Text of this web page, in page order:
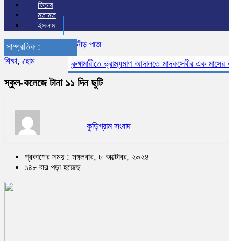
ফিচার
মতামত
ইসলাম
সাম্প্রতিক :
ভূরুঙ্গামারীতে ভ্রাম্যমাণ আদালতে মাদকসেবীর এক মাসের
নীড় পাতা
শিক্ষা, হোম
স্কুল-কলেজে টানা ১১ দিন ছুটি
কুড়িগ্রাম সংবাদ
প্রকাশের সময় : মঙ্গলবার, ৮ অক্টোবর, ২০২৪
১৪৮ বার পড়া হয়েছে